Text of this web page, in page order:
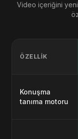
Video içeriğini
ÖZELLIK
Konuşma
tanıma motoru